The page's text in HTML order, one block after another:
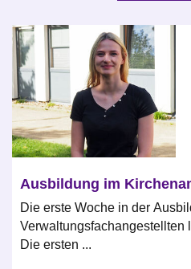
Ausbildung im
Die erste Woche in der
Verwaltungsfachangestellten
Die ersten ...